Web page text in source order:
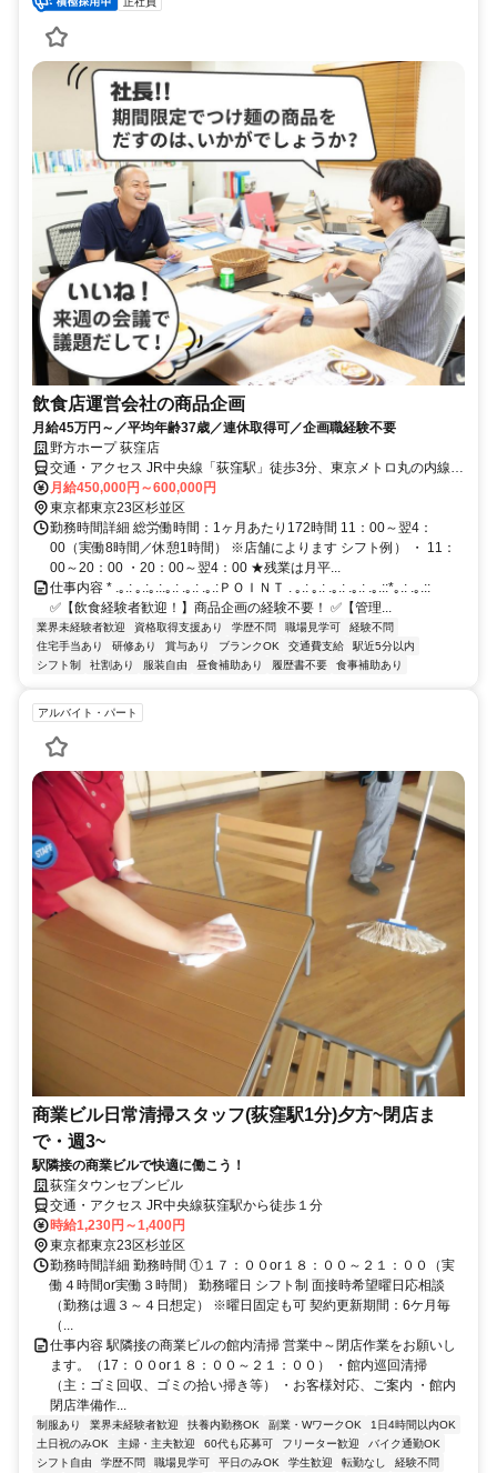
飲食店運営会社の商品企画
月給45万円～／平均年齢37歳／連休取得可／企画職経験不要
野方ホープ 荻窪店
交通・アクセス JR中央線「荻窪駅」徒歩3分、東京メトロ丸の内線
「荻窪駅」徒歩3分
月給450,000円～600,000円
東京都東京23区杉並区
勤務時間詳細 総労働時間：1ヶ月あたり172時間 11：00～翌4：
00（実働8時間／休憩1時間） ※店舗によります シフト例） ・ 11：
00～20：00 ・20：00～翌4：00 ★残業は月平...
仕事内容 * .｡.: ｡.:｡.:.｡.: .｡.: .｡.:ＰＯＩＮＴ . ｡.: ｡.: .｡.: .｡.: .｡.::*｡.: .｡.::
✅【飲食経験者歓迎！】商品企画の経験不要！ ✅【管理...
業界未経験者歓迎 資格取得支援あり 学歴不問 職場見学可
経験不問
住宅手当あり
研修あり 賞与あり ブランクOK 交通費支給
駅近5分以内
シフト制
社割あり 服装自由 昼食補助あり 履歴書不要 食事補助あり
アルバイト・パート
商業ビル日常清掃スタッフ(荻窪駅1分)夕方~閉店ま
で・週3~
駅隣接の商業ビルで快適に働こう！
荻窪タウンセブンビル
交通・アクセス JR中央線荻窪駅から徒歩１分
時給1,230円～1,400円
東京都東京23区杉並区
勤務時間詳細 勤務時間 ①１７：００or１８：００～２１：００（実
働４時間or実働３時間） 勤務曜日 シフト制 面接時希望曜日応相談
（勤務は週３～４日想定） ※曜日固定も可 契約更新期間：6ケ月毎
（...
仕事内容 駅隣接の商業ビルの館内清掃 営業中～閉店作業をお願いし
ます。（17：００or１８：００～２１：００） ・館内巡回清掃
（主：ゴミ回収、ゴミの拾い掃き等） ・お客様対応、ご案内 ・館内
閉店準備作...
制服あり 業界未経験者歓迎 扶養内勤務OK 副業・WワークOK
1日4時間以内OK
土日祝のみOK
主婦・主夫歓迎 60代も応募可 フリーター歓迎
バイク通勤OK
シフト自由
学歴不問 職場見学可 平日のみOK 学生歓迎 転勤なし
経験不問